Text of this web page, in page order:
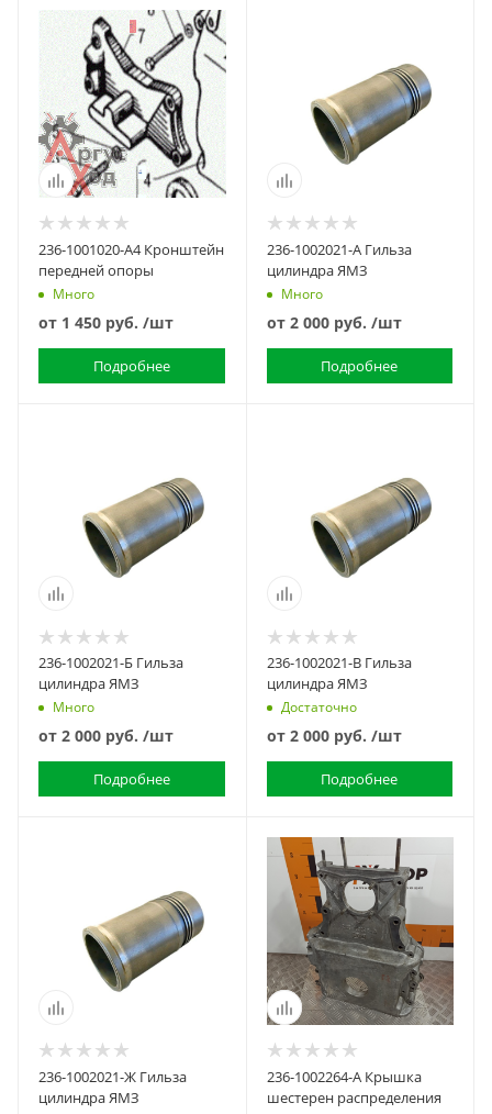
236-1001020-А4 Кронштейн
передней опоры
Много
от 1 450 руб. /шт
Подробнее
236-1002021-А Гильза
цилиндра ЯМЗ
Много
от 2 000 руб. /шт
Подробнее
236-1002021-Б Гильза
цилиндра ЯМЗ
Много
от 2 000 руб. /шт
Подробнее
236-1002021-В Гильза
цилиндра ЯМЗ
Достаточно
от 2 000 руб. /шт
Подробнее
236-1002021-Ж Гильза
цилиндра ЯМЗ
236-1002264-А Крышка
шестерен распределения